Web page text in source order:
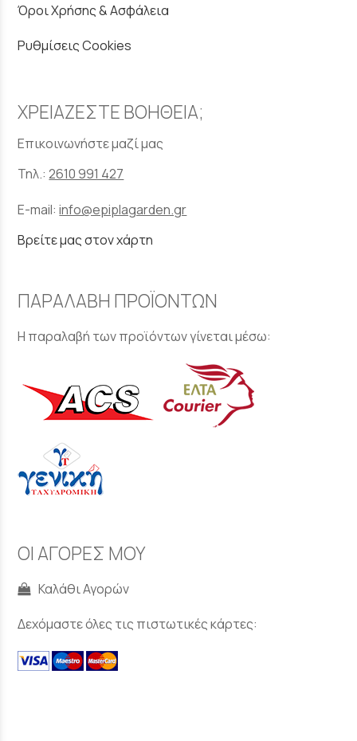
Όροι Χρήσης & Ασφάλεια
Ρυθμίσεις Cookies
ΧΡΕΙΑΖΕΣΤΕ ΒΟΗΘΕΙΑ;
Επικοινωνήστε μαζί μας
Τηλ.:2610 991 427
E-mail:info@epiplagarden.gr
Βρείτε μας στον χάρτη
ΠΑΡΑΛΑΒΗ ΠΡΟΪΟΝΤΩΝ
Η παραλαβή των προϊόντων γίνεται μέσω:
ΟΙ ΑΓΟΡΕΣ ΜΟΥ
Καλάθι Αγορών
Δεχόμαστε όλες τις πιστωτικές κάρτες: